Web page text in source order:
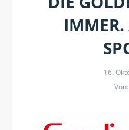
16.
Von: